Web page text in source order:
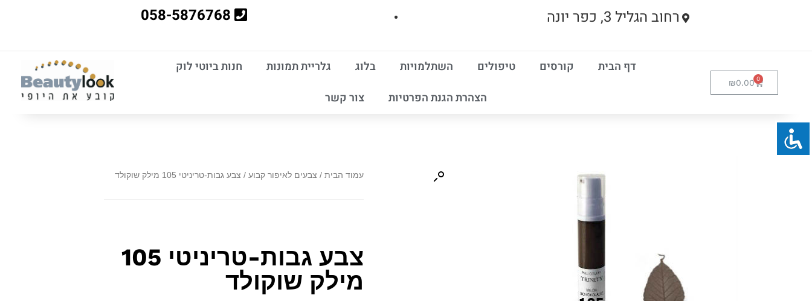
רחוב הגליל 3, כפר יונה 058-5876768
₪0.00
דף הבית קורסים טיפולים השתלמויות בלוג גלריית תמונות
חנות ביוטי לוק
הצהרת הגנת הפרטיות
צור קשר
עמוד הבית / צבעים לאיפור קבוע / צבע גבות-טריניטי 105 מילק שוקולד
צבע גבות-טריניטי 105
מילק שוקולד